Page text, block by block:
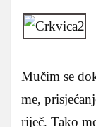
Mučim se
me,
riječ. Tako